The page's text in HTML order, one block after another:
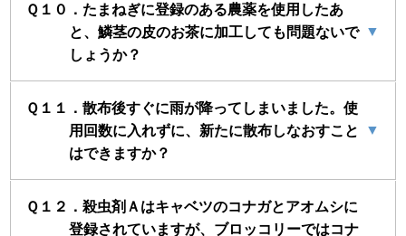
Ｑ１０．たまねぎに登録のある農薬を使用したあ
と、鱗茎の皮のお茶に加工しても問題ないで
しょうか？
▼
Ｑ１１．散布後すぐに雨が降ってしまいました。使
用回数に入れずに、新たに散布しなおすこと
はできますか？
▼
Ｑ１２．殺虫剤Ａはキャベツのコナガとアオムシに
登録されていますが、ブロッコリーではコナ